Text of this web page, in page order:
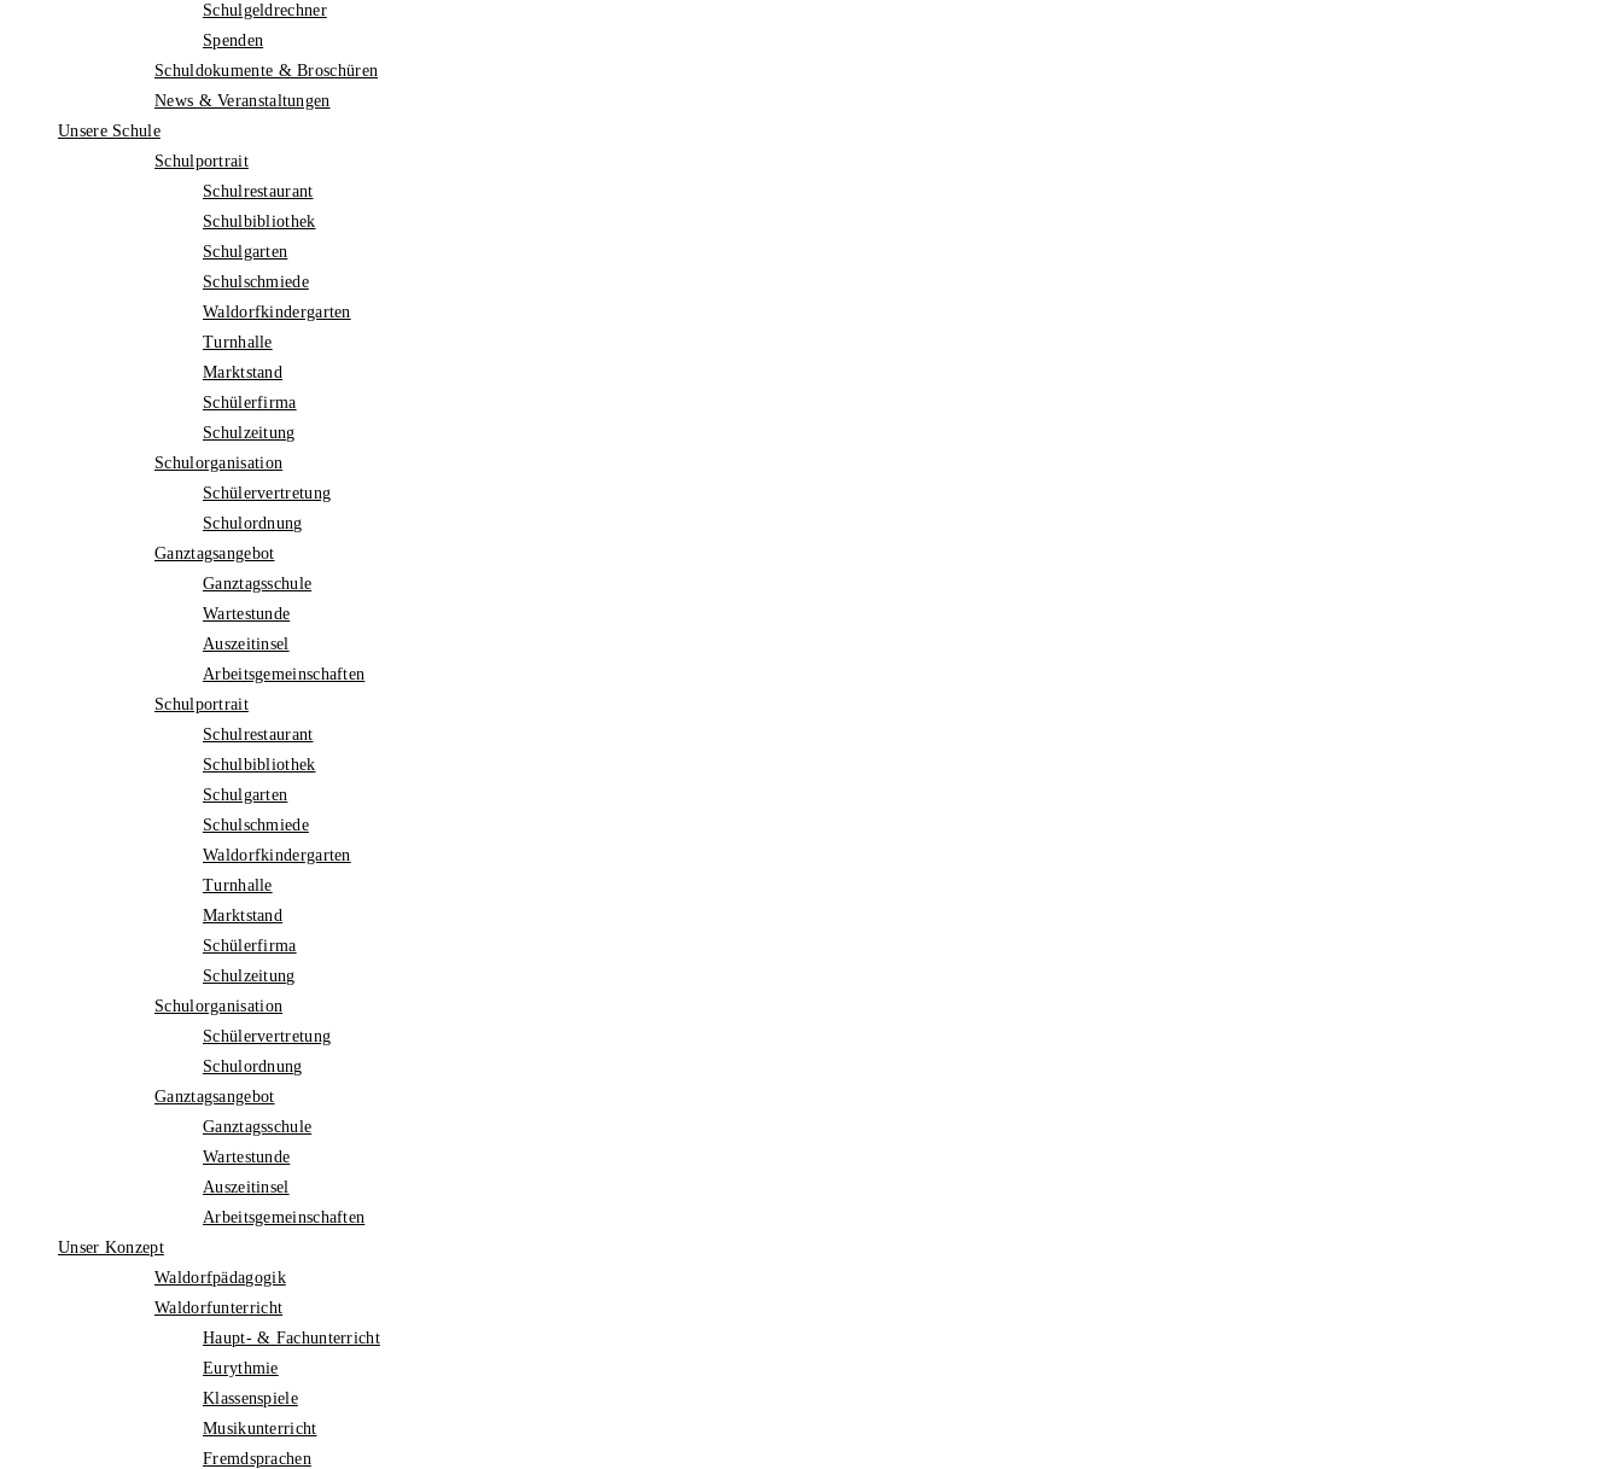
Schulgeldrechner
Spenden
Schuldokumente & Broschüren
News & Veranstaltungen
Unsere Schule
Schulportrait
Schulrestaurant
Schulbibliothek
Schulgarten
Schulschmiede
Waldorfkindergarten
Turnhalle
Marktstand
Schülerfirma
Schulzeitung
Schulorganisation
Schülervertretung
Schulordnung
Ganztagsangebot
Ganztagsschule
Wartestunde
Auszeitinsel
Arbeitsgemeinschaften
Schulportrait
Schulrestaurant
Schulbibliothek
Schulgarten
Schulschmiede
Waldorfkindergarten
Turnhalle
Marktstand
Schülerfirma
Schulzeitung
Schulorganisation
Schülervertretung
Schulordnung
Ganztagsangebot
Ganztagsschule
Wartestunde
Auszeitinsel
Arbeitsgemeinschaften
Unser Konzept
Waldorfpädagogik
Waldorfunterricht
Haupt- & Fachunterricht
Eurythmie
Klassenspiele
Musikunterricht
Fremdsprachen